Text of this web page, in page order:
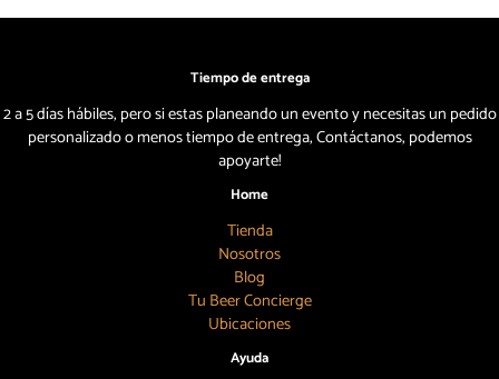
Tiempo de entrega
2 a 5 días hábiles, pero si estas planeando un evento y necesitas un pedido
personalizado o menos tiempo de entrega, Contáctanos, podemos
apoyarte!
Home
Tienda
Nosotros
Blog
Tu Beer Concierge
Ubicaciones
Ayuda